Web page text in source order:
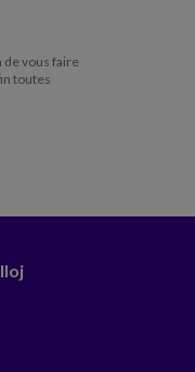
de vous faire
toutes